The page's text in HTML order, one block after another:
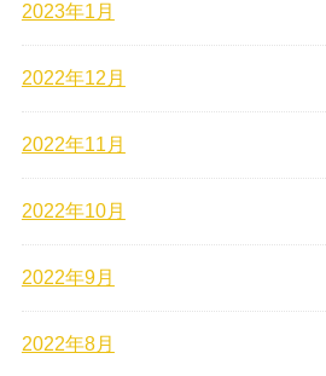
2023年1月
2022年12月
2022年11月
2022年10月
2022年9月
2022年8月